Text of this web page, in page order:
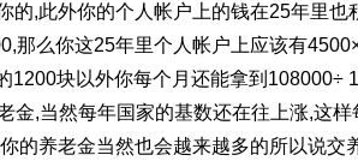
的,此外你的个人帐户上的钱在25年里也
那么你这25年里个人帐户上应该有
1200块以外你每个月还能拿到 108000÷
金,当然每年国家的基数还在往上涨,这样
的养老金当然也会越来越多的所以说交